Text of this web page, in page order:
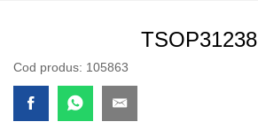
TSOP31238
Cod produs: 105863